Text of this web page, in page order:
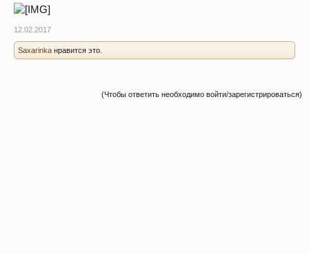
12.02.2017
Saxarinka нравится это.
(Чтобы ответить необходимо войти/зарегистрироваться)